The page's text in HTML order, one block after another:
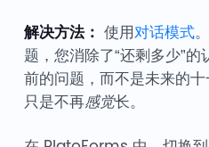
解决方法： 使用对话模式
题，您消除了“还剩多少”
前的问题，而不是未来的
只是不再感觉长。